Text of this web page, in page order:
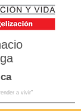
a vivir”